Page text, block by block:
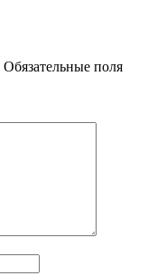
Обязательные поля